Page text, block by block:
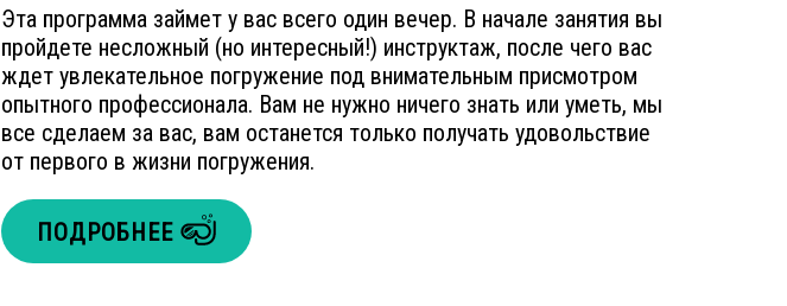
Эта программа займет у вас всего один вечер. В начале занятия вы
пройдете несложный (но интересный!) инструктаж, после чего вас
ждет увлекательное погружение под внимательным присмотром
опытного профессионала. Вам не нужно ничего знать или уметь, мы
все сделаем за вас, вам останется только получать удовольствие
от первого в жизни погружения.
ПОДРОБНЕЕ